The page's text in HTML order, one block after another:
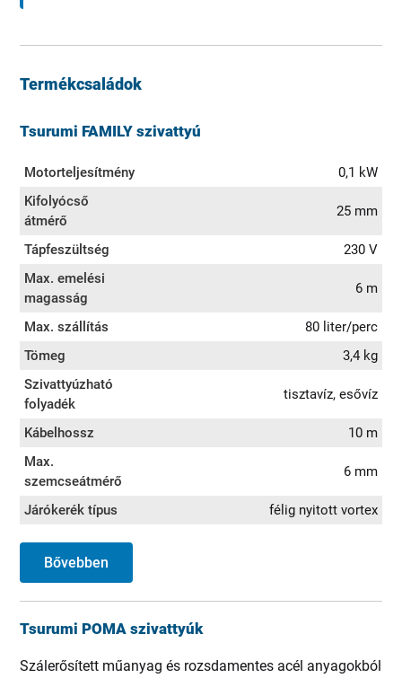
Termékcsaládok
Tsurumi FAMILY szivattyú
Motorteljesítmény
0,1 kW
Kifolyócső
átmérő
25 mm
Tápfeszültség
230 V
Max. emelési
magasság
6 m
Max. szállítás
80 liter/perc
Tömeg
3,4 kg
Szivattyúzható
folyadék
tisztavíz, esővíz
Kábelhossz
10 m
Max.
szemcseátmérő
6 mm
Járókerék típus félig nyitott vortex
Bővebben
Tsurumi POMA szivattyúk
Szálerősített műanyag és rozsdamentes acél anyagokból